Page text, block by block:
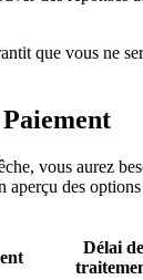
que vous ne
vous aurez
aperçu des
Délai de